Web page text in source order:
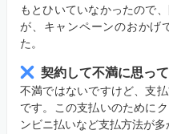
もとひいていなかったので
が、キャンペーンのおかげ
た。
契約して不満に思っ
不満ではないですけど、支
です。この支払いのために
ンビニ払いなど支払方法が多